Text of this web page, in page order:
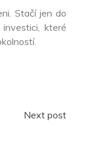
Stačí jen do
které
Next post